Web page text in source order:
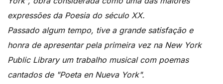
expressões da Poesia do século XX.
Passado algum tempo, tive a grande satisfação e
honra de apresentar pela primeira vez na New York
Public Library um trabalho musical com poemas
cantados de "Poeta en Nueva York".